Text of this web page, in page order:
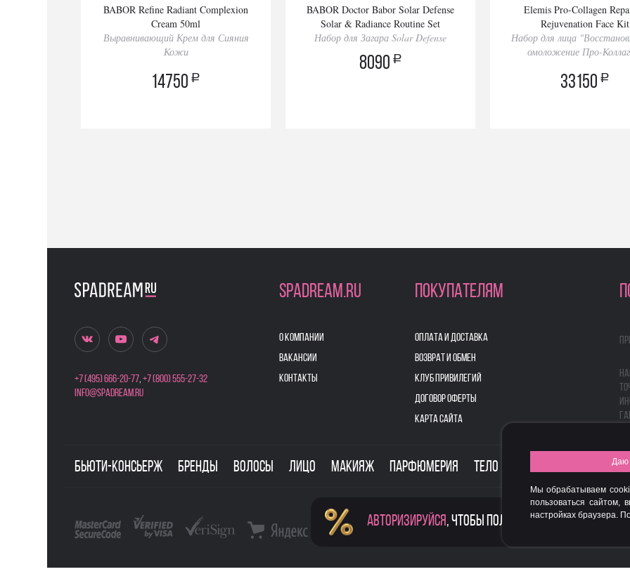
BABOR Refine Radiant Complexion
Cream 50ml
Выравнивающий Крем для Сияния
Кожи
14750 a
BABOR Doctor Babor Solar Defense
Solar & Radiance Routine Set
Набор для Загара Solar Defense
8090 a
Elemis Pro-Collagen
Rejuvenation Face Kit
Набор для лица
омоложение Про-
33150 a
+7 (495) 666-20-77,+7 (800) 555-27-32
info@spadream.ru
SPADREAM.RU
О КОМПАНИИ
ВАКАНСИИ
КОНТАКТЫ
ПОКУПАТЕЛЯМ
ОПЛАТА И ДОСТАВКА
ВОЗВРАТ И ОБМЕН
КЛУБ ПРИВИЛЕГИЙ
ДОГОВОР ОФЕРТЫ
КАРТА САЙТА
Бьюти-консьерж Бренды Волосы Лицо Макияж Парфюмерия Тело Для
FASHION NEW YEAR AWARDS 2015
Авторизируйся, чтобы получить скидку
Даю
Мы обрабатываем
пользоваться сайтом,
настройках браузера.